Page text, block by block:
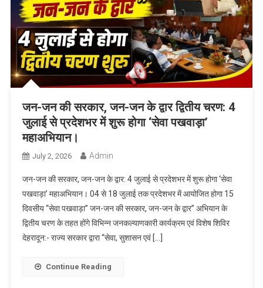
जन-जन की सरकार, जन-जन के द्वार द्वितीय चरण: 4
जुलाई से प्रदेशभर में शुरू होगा ‘सेवा पखवाड़ा’
महाअभियान।
July 2, 2026 Admin
जन-जन की सरकार, जन-जन के द्वार: 4 जुलाई से प्रदेशभर में शुरू होगा ‘सेवा
पखवाड़ा’ महाअभियान। 04 से 18 जुलाई तक प्रदेशभर में आयोजित होगा 15
दिवसीय “सेवा पखवाड़ा” जन-जन की सरकार, जन-जन के द्वार” अभियान के
द्वितीय चरण के तहत होंगे विभिन्न जनकल्याणकारी कार्यक्रम एवं विशेष शिविर
देहरादून:- राज्य सरकार द्वारा “सेवा, सुशासन एवं […]
Continue Reading